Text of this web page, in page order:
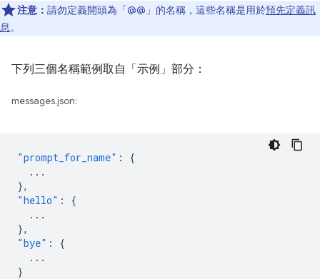
注意： 請勿定義開頭為「@@」的名稱，這些名稱是用於預先定義訊
息。
下列三個名稱範例取自「示例」 部分：
messages.json:
"prompt_for_name" :
{
...
},
"hello" :
{
...
},
"bye" :
{
...
}